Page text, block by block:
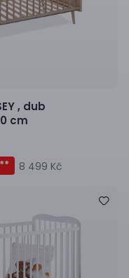
, dub
cm
** 8 499 Kč